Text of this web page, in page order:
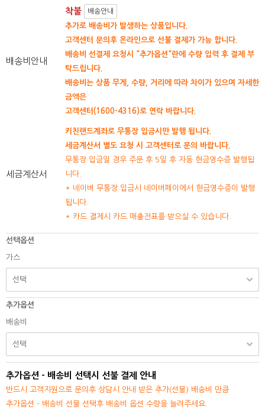
배송비안내
착불 배송안내
추가로 배송비가 발생하는 상품입니다.
고객센터 문의후 온라인으로 선불 결제가 가능 합니다.
배송비 선결제 요청시 "추가옵션"란에 수량 입력 후 결제 부
탁드립니다.
배송비는 상품 무게, 수량, 거리에 따라 차이가 있으며 자세한
금액은
고객센터(1600-4316)로 연락 바랍니다.
세금계산서
키친랜드계좌로 무통장 입금시만 발행 됩니다.
세금계산서 별도 요청 시 고객센터로 문의 바랍니다.
무통장 입금일 경우 주문 후 5일 후 자동 현금영수증 발행됩
니다.
* 네이버 무통장 입금시 네이버페이에서 현금영수증이 발행
됩니다.
* 카드 결제시 카드 매출전표를 받으실 수 있습니다.
선택옵션
가스
추가옵션
배송비
추가옵션 - 배송비 선택시 선불 결제 안내
반드시 고객지원으로 문의후 상담시 안내 받은 추가(선불) 배송비 만큼
추가옵션 - 배송비 선불 선택후 배송비 옵션 수량을 늘려주세요.